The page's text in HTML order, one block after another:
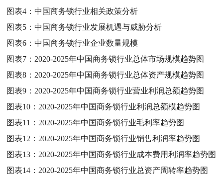
图表4：中国商务锁行业相关政策分析
图表5：中国商务锁行业发展机遇与威胁分析
图表6：中国商务锁行业企业数量规模
图表7： 2020-2025年中国商务锁行业总体市场规模趋势图
图表8： 2020-2025年中国商务锁行业总体资产规模趋势图
图表9： 2020-2025年中国商务锁行业营业利润总额趋势图
图表10： 2020-2025年中国商务锁行业利润总额模趋势图
图表11： 2020-2025年中国商务锁行业毛利率趋势图
图表12： 2020-2025年中国商务锁行业销售利润率趋势图
图表13： 2020-2025年中国商务锁行业成本费用利润率趋势图
图表14： 2020-2025年中国商务锁行业总资产周转率趋势图